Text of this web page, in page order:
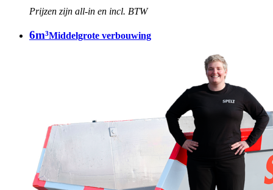
Prijzen zijn all-in en incl. BTW
6m³Middelgrote verbouwing